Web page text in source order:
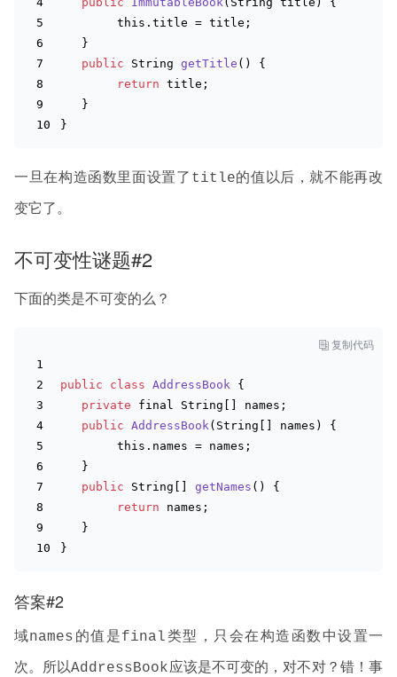
this .title = title;
   }
public
String getTitle ( )
{
return title;
   }
}
一旦在构造函数里面设置了 title的值以后，就不能再改
变它了。
不可变性谜题#2
下面的类是不可变的么？
 复制代码
public class AddressBook
{
private final String [] names;
public AddressBook ( String [] names )
{
this .names = names;
   }
public
String [] getNames ( )
{
return names;
   }
}
答案#2
域names 的值是final类型，只会在构造函数中设置一
次。所以AddressBook应该是不可变的，对不对？错！事